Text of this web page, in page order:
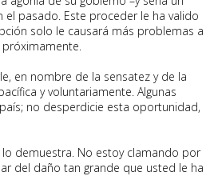
pasado. Este proceder le ha valido
solo le causará más problemas a
en nombre de la sensatez y de la
y voluntariamente. Algunas
no desperdicie esta oportunidad,
demuestra. No estoy clamando por
del daño tan grande que usted le ha